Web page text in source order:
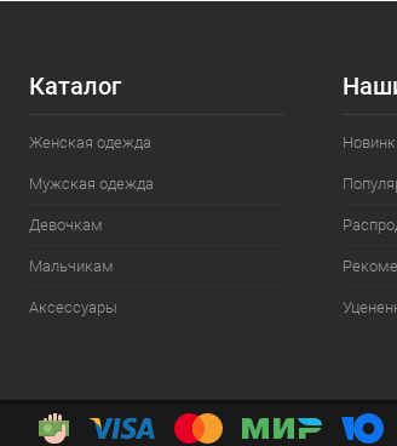
Каталог
Женская одежда
Мужская одежда
Девочкам
Мальчикам
Аксессуары